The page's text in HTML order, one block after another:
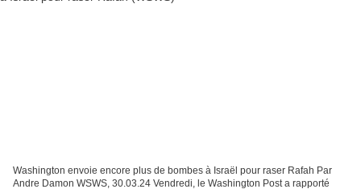
Washington envoie encore plus de bombes à Israël pour raser Rafah Par
Andre Damon WSWS, 30.03.24 Vendredi, le Washington Post a rapporté